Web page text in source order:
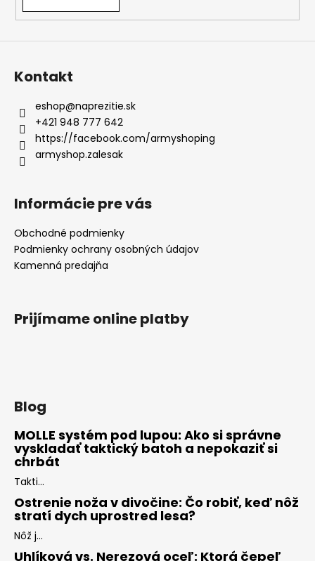
v
ý
Kontakt
eshop@naprezitie.sk
+421 948 777 642
https://facebook.com/armyshoping
armyshop.zalesak
Informácie pre vás
Obchodné podmienky
Podmienky ochrany osobných údajov
Kamenná predajňa
Prijímame online platby
Blog
MOLLE systém pod lupou: Ako si správne
vyskladať taktický batoh a nepokaziť si
chrbát
Takti...
Ostrenie noža v divočine: Čo robiť, keď nôž
stratí dych uprostred lesa?
Nôž j...
Uhlíková vs. Nerezová oceľ: Ktorá čepeľ